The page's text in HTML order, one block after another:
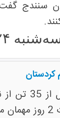
سنندج
۲۴ اسفند ۱۳۹۵
کردستان